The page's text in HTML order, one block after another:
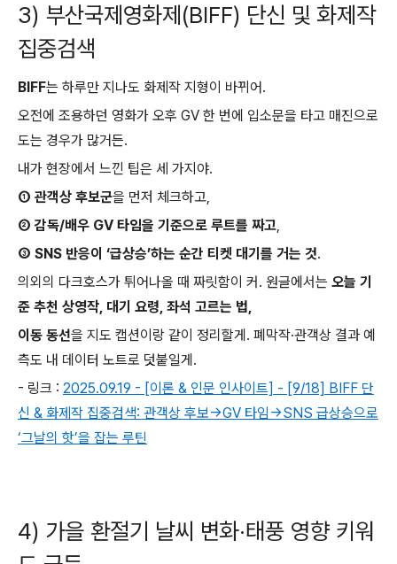
3) 부산국제영화제(BIFF) 단신 및 화제작
집중검색
BIFF는 하루만 지나도 화제작 지형이 바뀌어.
오전에 조용하던 영화가 오후 GV 한 번에 입소문을 타고 매진으로
도는 경우가 많거든.
내가 현장에서 느낀 팁은 세 가지야.
① 관객상 후보군을 먼저 체크하고,
② 감독/배우 GV 타임을 기준으로 루트를 짜고,
③ SNS 반응이 ‘급상승’하는 순간 티켓 대기를 거는 것.
의외의 다크호스가 튀어나올 때 짜릿함이 커. 원글에서는 오늘 기
준 추천 상영작, 대기 요령, 좌석 고르는 법,
이동 동선을 지도 캡션이랑 같이 정리할게. 폐막작·관객상 결과 예
측도 내 데이터 노트로 덧붙일게.
- 링크 : 2025.09.19 - [이론 & 인문 인사이트] - [9/18] BIFF 단
신 & 화제작 집중검색: 관객상 후보→GV 타임→SNS 급상승으로
‘그날의 핫’을 잡는 루틴
4) 가을 환절기 날씨 변화·태풍 영향 키워